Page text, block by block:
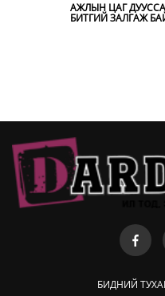
ХЭТ ХАЛУУН
KHARKHORUM
22-23-НД ТӨВ
АЖЛЫН ЦАГ
БИТГИЙ ЗАЛГАЖ
ТАЙГЫН ГҮН ДЭХ
ХЭНИЙХ ВЭ
ГАРГААД
НАРЫН ГЭРТ БҮГЖ
Д.МӨРӨНГИЙН
БИДНИЙ